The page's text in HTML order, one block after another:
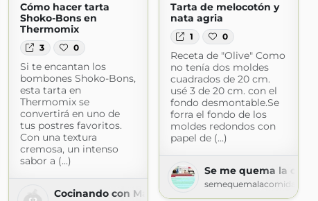
Cómo hacer tarta
Shoko-Bons en
Thermomix
3 0
Si te encantan los
bombones Shoko-Bons,
esta tarta en
Thermomix se
convertirá en uno de
tus postres favoritos.
Con una textura
cremosa, un intenso
sabor a (...)
Cocinando con Mamy
Tarta de melocotón y
nata agria
1 0
Receta de "Olive" Como
no tenía dos moldes
cuadrados de 20 cm.
usé 3 de 20 cm. con el
fondo desmontable.Se
forra el fondo de los
moldes redondos con
papel de (...)
Se me quema la